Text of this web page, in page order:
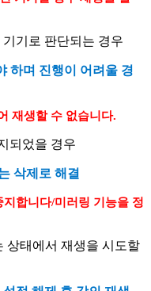
기로 판단되는 경우
하며 진행이 어려울 경
재생할 수 없습니다.
되었을 경우
삭제로 해결
합니다/미러링 기능을 정
상태에서 재생을 시도할